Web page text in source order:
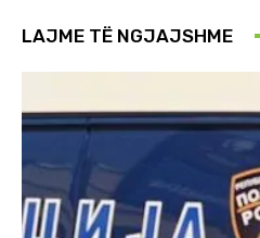
LAJME TË NGJAJSHME